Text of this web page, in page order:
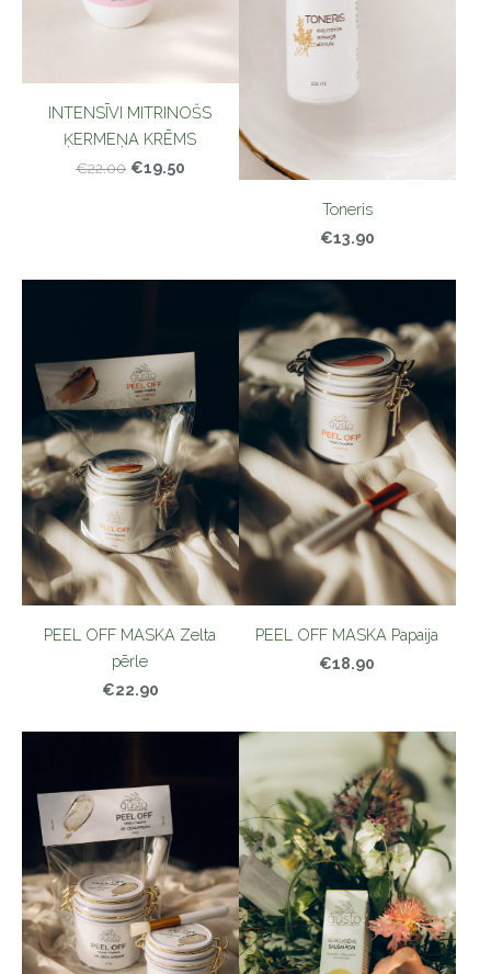
INTENSĪVI MITRINOŠS
ĶERMEŅA KRĒMS
€22.00 €19.50
Toneris
€13.90
PEEL OFF MASKA Zelta
pērle
€22.90
PEEL OFF MASKA Papaija
€18.90